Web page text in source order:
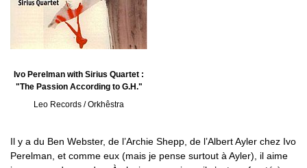
Ivo Perelman with Sirius Quartet :
"The Passion According to G.H."
Leo Records / Orkhêstra
Il y a du Ben Webster, de l’Archie Shepp, de l’Albert Ayler chez Ivo
Perelman, et comme eux (mais je pense surtout à Ayler), il aime